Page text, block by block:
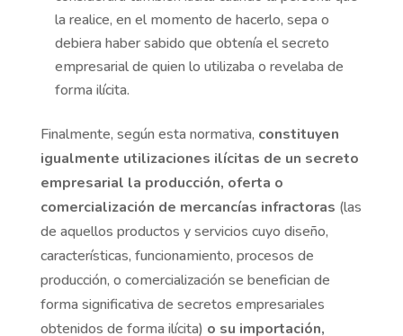
la realice, en el momento de hacerlo, sepa o
debiera haber sabido que obtenía el secreto
empresarial de quien lo utilizaba o revelaba de
forma ilícita.
Finalmente, según esta normativa, constituyen
igualmente utilizaciones ilícitas de un secreto
empresarial la producción, oferta o
comercialización de mercancías infractoras (las
de aquellos productos y servicios cuyo diseño,
características, funcionamiento, procesos de
producción, o comercialización se benefician de
forma significativa de secretos empresariales
obtenidos de forma ilícita) o su importación,